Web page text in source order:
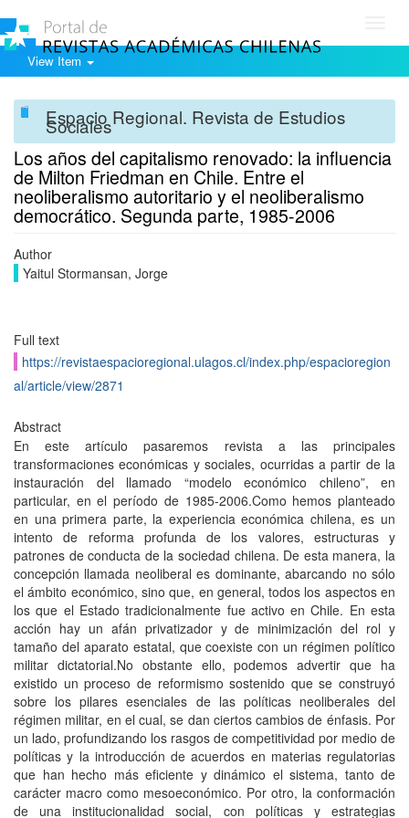
View Item
Espacio Regional. Revista de Estudios
Sociales
Los años del capitalismo renovado: la influencia
de Milton Friedman en Chile. Entre el
neoliberalismo autoritario y el neoliberalismo
democrático. Segunda parte, 1985-2006
Author
Yaitul Stormansan, Jorge
Full text
https://revistaespacioregional.ulagos.cl/index.php/espacioregion
al/article/view/2871
Abstract
En este artículo pasaremos revista a las principales
transformaciones económicas y sociales, ocurridas a partir de la
instauración del llamado “modelo económico chileno”, en
particular, en el período de 1985-2006.Como hemos planteado
en una primera parte, la experiencia económica chilena, es un
intento de reforma profunda de los valores, estructuras y
patrones de conducta de la sociedad chilena. De esta manera, la
concepción llamada neoliberal es dominante, abarcando no sólo
el ámbito económico, sino que, en general, todos los aspectos en
los que el Estado tradicionalmente fue activo en Chile. En esta
acción hay un afán privatizador y de minimización del rol y
tamaño del aparato estatal, que coexiste con un régimen político
militar dictatorial.No obstante ello, podemos advertir que ha
existido un proceso de reformismo sostenido que se construyó
sobre los pilares esenciales de las políticas neoliberales del
régimen militar, en el cual, se dan ciertos cambios de énfasis. Por
un lado, profundizando los rasgos de competitividad por medio de
políticas y la introducción de acuerdos en materias regulatorias
que han hecho más eficiente y dinámico el sistema, tanto de
carácter macro como mesoeconómico. Por otro, la conformación
de una institucionalidad social, con políticas y estrategias